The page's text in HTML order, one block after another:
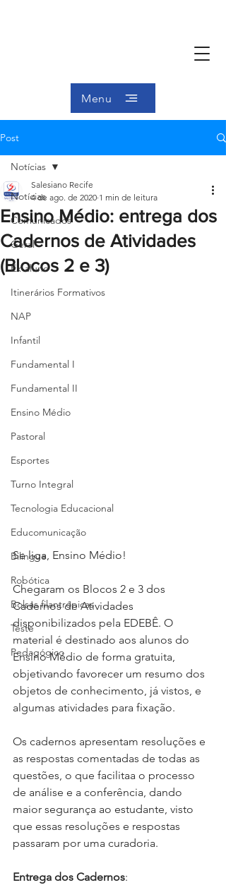
Menu
Post
Notícias
Comunicados
Geral
Ex-aluno
Itinerários Formativos
NAP
Infantil
Fundamental I
Fundamental II
Ensino Médio
Pastoral
Esportes
Turno Integral
Tecnologia Educacional
Educomunicação
Bilíngue
Robótica
Bolsas filantrópicas
Teste
Pedagógico
Notícias
Ensino Médio: entrega dos
Cadernos de Atividades
(Blocos 2 e 3)
Salesiano Recife
4 de ago. de 2020 1 min de leitura
Se liga, Ensino Médio!⁣⁣
Chegaram os Blocos 2 e 3 dos
Cadernos de Atividades
disponibilizados pela EDEBÊ. O
material é destinado aos alunos do
Ensino Médio de forma gratuita,
objetivando favorecer um resumo dos
objetos de conhecimento, já vistos, e
algumas atividades para fixação. ⁣⁣
Os cadernos apresentam resoluções e
as respostas comentadas de todas as
questões, o que facilitaa o processo
de análise e a conferência, dando
maior segurança ao estudante, visto
que essas resoluções e respostas
passaram por uma curadoria.⁣⁣
Entrega dos Cadernos:⁣⁣